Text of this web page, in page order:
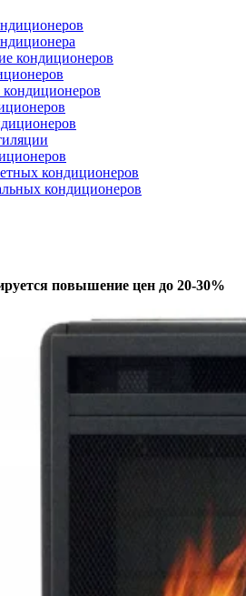
кондиционеров
кондиционеров
кондиционеров
кондиционеров
повышение цен до 20-30%